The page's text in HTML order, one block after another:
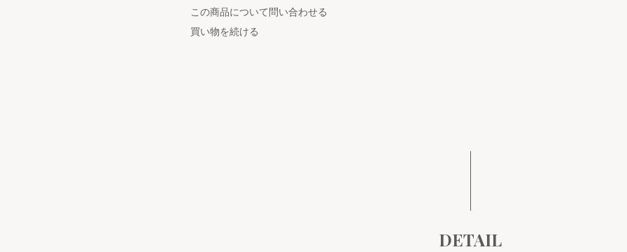
この商品について問い合わせる
買い物を続ける
DETAIL